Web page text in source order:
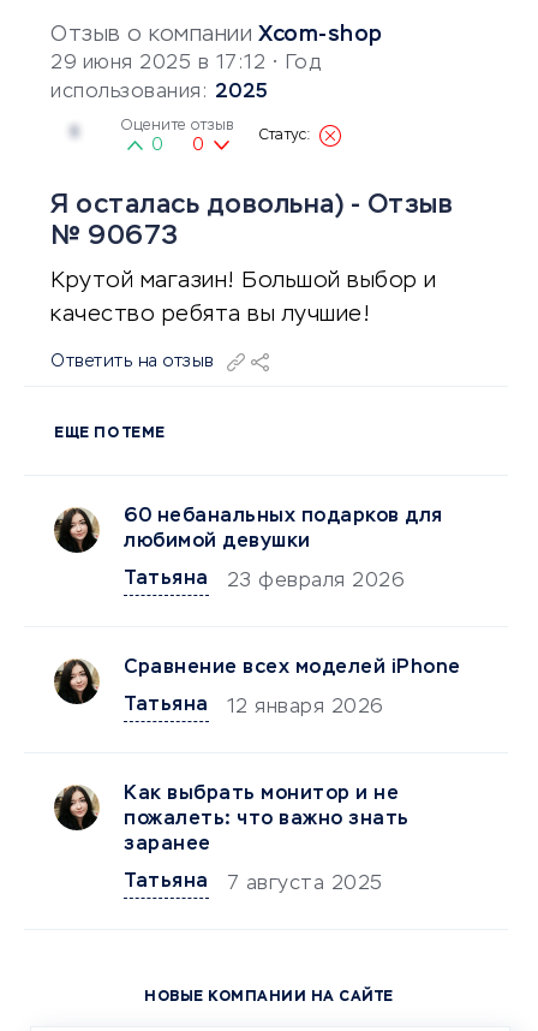
Отзыв о компании Xcom-shop
29 июня 2025 в 17:12 • Год
использования: 2025
Оцените отзыв
0 0
Я осталась довольна) - Отзыв
№ 90673
Крутой магазин! Большой выбор и
качество ребята вы лучшие!
Ответить на отзыв
ЕЩЕ ПО ТЕМЕ
60 небанальных подарков для
любимой девушки
Татьяна
23 февраля 2026
Сравнение всех моделей iPhone
Татьяна
12 января 2026
Как выбрать монитор и не
пожалеть: что важно знать
заранее
Татьяна
7 августа 2025
НОВЫЕ КОМПАНИИ НА САЙТЕ